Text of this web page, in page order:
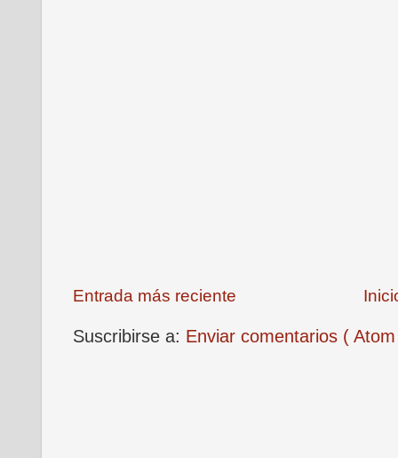
Entrada más reciente
Suscribirse a: Enviar comentarios (